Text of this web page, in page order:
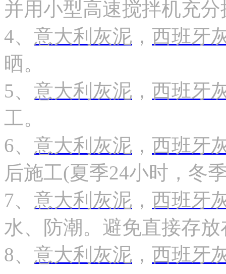
并用小型高速搅拌机充
4、 意大利灰泥 ， 西班牙
晒。
5、 意大利灰泥 ， 西班牙
工。
6、 意大利灰泥 ， 西班牙
后施工(夏季24小时，冬
7、 意大利灰泥 ， 西班牙
水、防潮。避免直接存
8、 意大利灰泥 ， 西班牙